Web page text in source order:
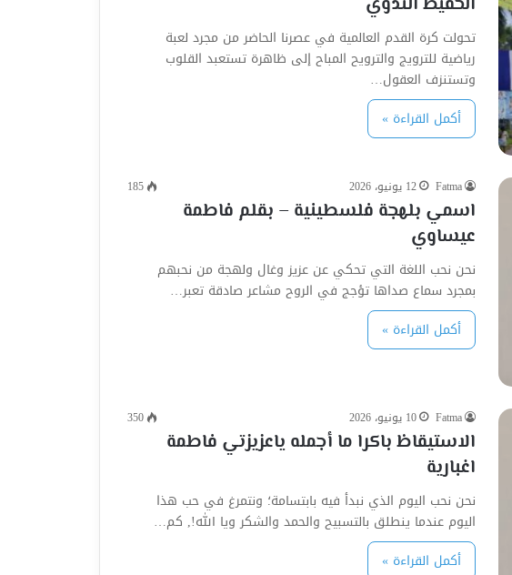
تحولت كرة القدم العالمية في عصرنا الحاضر من مجرد لعبة
رياضية للترويج والترويح المباح إلى ظاهرة تستعبد القلوب
وتستنزف العقول…
أكمل القراءة »
Fatma 12 يونيو، 2026 185
اسمي بلهجة فلسطينية – بقلم فاطمة
عيساوي
نحن نحب اللغة التي تحكي عن عزيز وغال ولهجة من نحبهم
بمجرد سماع صداها تؤجج في الروح مشاعر صادقة تعبر…
أكمل القراءة »
Fatma 10 يونيو، 2026 350
الاستيقاظ باكرا ما أجمله ياعزيزتي فاطمة
اغبارية
نحن نحب اليوم الذي نبدأ فيه بابتسامة؛ ونتمرغ في حب هذا
اليوم عندما ينطلق بالتسبيح والحمد والشكر ويا الله!, كم…
أكمل القراءة »